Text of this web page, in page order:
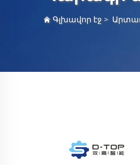
Գլխավոր էջ >